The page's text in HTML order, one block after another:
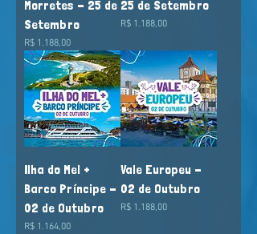
Morretes - 25 de
Setembro
Preço
R$ 1.188,00
25 de Setembro
Preço
R$ 1.188,00
Ilha do Mel +
Barco Príncipe -
02 de Outubro
Preço
R$ 1.164,00
Vale Europeu -
02 de Outubro
Preço
R$ 1.188,00